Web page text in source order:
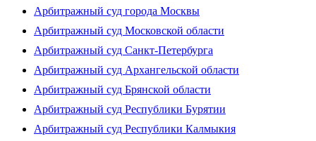
Арбитражный суд города Москвы
Арбитражный суд Московской области
Арбитражный суд Санкт-Петербурга
Арбитражный суд Архангельской области
Арбитражный суд Брянской области
Арбитражный суд Республики Бурятии
Арбитражный суд Республики Калмыкия